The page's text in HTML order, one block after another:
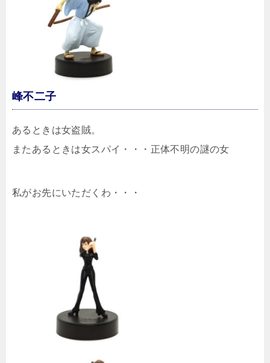
峰不二子
あるときは女盗賊。
またあるときは女スパイ・・・正体不明の謎の女
私がお先にいただくわ・・・